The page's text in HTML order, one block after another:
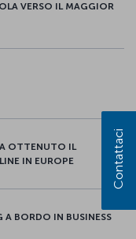
VERSO IL MAGGIOR
OTTENUTO IL
IN EUROPE
A BORDO IN BUSINESS
Contattaci